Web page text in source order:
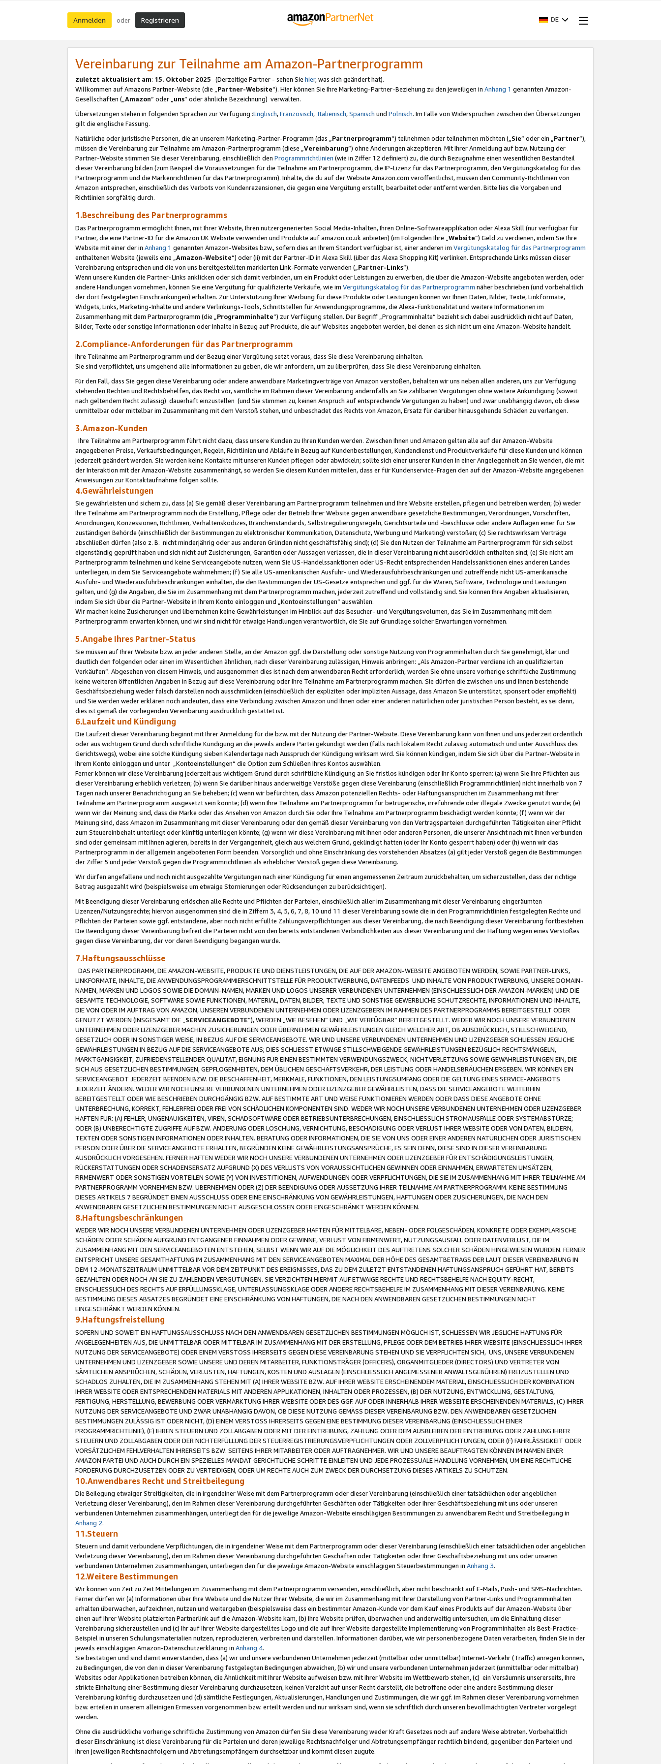
Anmelden oder Registrieren DE
Vereinbarung zur Teilnahme am Amazon-Partnerprogramm
zuletzt aktualisiert am: 15. Oktober 2025 (Derzeitige Partner - sehen Sie hier, was sich geändert hat).
Willkommen auf Amazons Partner-Website (die „Partner-Website“). Hier können Sie Ihre Marketing-Partner-Beziehung zu den jeweiligen in Anhang 1 genannten Amazon-
Gesellschaften („Amazon“ oder „uns“ oder ähnliche Bezeichnung) verwalten.
Übersetzungen stehen in folgenden Sprachen zur Verfügung :Englisch,Französisch, Italienisch,Spanisch und Polnisch. Im Falle von Widersprüchen zwischen den Übersetzungen
gilt die englische Fassung.
Natürliche oder juristische Personen, die an unserem Marketing-Partner-Programm (das „Partnerprogramm“) teilnehmen oder teilnehmen möchten („Sie“ oder ein „Partner“),
müssen die Vereinbarung zur Teilnahme am Amazon-Partnerprogramm (diese „Vereinbarung“) ohne Änderungen akzeptieren. Mit Ihrer Anmeldung auf bzw. Nutzung der
Partner-Website stimmen Sie dieser Vereinbarung, einschließlich den Programmrichtlinien (wie in Ziffer 12 definiert) zu, die durch Bezugnahme einen wesentlichen Bestandteil
dieser Vereinbarung bilden (zum Beispiel die Voraussetzungen für die Teilnahme am Partnerprogramm, die IP-Lizenz für das Partnerprogramm, den Vergütungskatalog für das
Partnerprogramm und die Markenrichtlinien für das Partnerprogramm). Inhalte, die du auf der Website Amazon.com veröffentlichst, müssen den Community-Richtlinien von
Amazon entsprechen, einschließlich des Verbots von Kundenrezensionen, die gegen eine Vergütung erstellt, bearbeitet oder entfernt werden. Bitte lies die Vorgaben und
Richtlinien sorgfältig durch.
1.Beschreibung des Partnerprogramms
Das Partnerprogramm ermöglicht Ihnen, mit Ihrer Website, Ihren nutzergenerierten Social Media-Inhalten, Ihren Online-Softwareapplikation oder Alexa Skill (nur verfügbar für
Partner, die eine Partner-ID für die Amazon UK Website verwenden und Produkte auf amazon.co.uk anbieten) (im Folgenden Ihre „ Website“) Geld zu verdienen, indem Sie Ihre
Website mit einer der in Anhang 1 genannten Amazon-Websites bzw., sofern dies an Ihrem Standort verfügbar ist, einer anderen im Vergütungskatalog für das Partnerprogramm
enthaltenen Website (jeweils eine „ Amazon-Website“) oder (ii) mit der Partner-ID in Alexa Skill (über das Alexa Shopping Kit) verlinken. Entsprechende Links müssen dieser
Vereinbarung entsprechen und die von uns bereitgestellten markierten Link-Formate verwenden („ Partner-Links“).
Wenn unsere Kunden die Partner-Links anklicken oder sich damit verbinden, um ein Produkt oder Leistungen zu erwerben, die über die Amazon-Website angeboten werden, oder
andere Handlungen vornehmen, können Sie eine Vergütung für qualifizierte Verkäufe, wie im Vergütungskatalog für das Partnerprogramm näher beschrieben (und vorbehaltlich
der dort festgelegten Einschränkungen) erhalten. Zur Unterstützung Ihrer Werbung für diese Produkte oder Leistungen können wir Ihnen Daten, Bilder, Texte, Linkformate,
Widgets, Links, Marketing-Inhalte und andere Verlinkungs-Tools, Schnittstellen für Anwendungsprogramme, die Alexa-Funktionalität und weitere Informationen im
Zusammenhang mit dem Partnerprogramm (die „ Programminhalte“) zur Verfügung stellen. Der Begriff „Programminhalte“ bezieht sich dabei ausdrücklich nicht auf Daten,
Bilder, Texte oder sonstige Informationen oder Inhalte in Bezug auf Produkte, die auf Websites angeboten werden, bei denen es sich nicht um eine Amazon-Website handelt.
2.Compliance-Anforderungen für das Partnerprogramm
Ihre Teilnahme am Partnerprogramm und der Bezug einer Vergütung setzt voraus, dass Sie diese Vereinbarung einhalten.
Sie sind verpflichtet, uns umgehend alle Informationen zu geben, die wir anfordern, um zu überprüfen, dass Sie diese Vereinbarung einhalten.
Für den Fall, dass Sie gegen diese Vereinbarung oder andere anwendbare Marketingverträge von Amazon verstoßen, behalten wir uns neben allen anderen, uns zur Verfügung
stehenden Rechten und Rechtsbehelfen, das Recht vor, sämtliche im Rahmen dieser Vereinbarung andernfalls an Sie zahlbaren Vergütungen ohne weitere Ankündigung (soweit
nach geltendem Recht zulässig) dauerhaft einzustellen (und Sie stimmen zu, keinen Anspruch auf entsprechende Vergütungen zu haben) und zwar unabhängig davon, ob diese
unmittelbar oder mittelbar im Zusammenhang mit dem Verstoß stehen, und unbeschadet des Rechts von Amazon, Ersatz für darüber hinausgehende Schäden zu verlangen.
3.Amazon-Kunden
Ihre Teilnahme am Partnerprogramm führt nicht dazu, dass unsere Kunden zu Ihren Kunden werden. Zwischen Ihnen und Amazon gelten alle auf der Amazon-Website
angegebenen Preise, Verkaufsbedingungen, Regeln, Richtlinien und Abläufe in Bezug auf Kundenbestellungen, Kundendienst und Produktverkäufe für diese Kunden und können
jederzeit geändert werden. Sie werden keine Kontakte mit unseren Kunden pflegen oder abwickeln; sollte sich einer unserer Kunden in einer Angelegenheit an Sie wenden, die mit
der Interaktion mit der Amazon-Website zusammenhängt, so werden Sie diesem Kunden mitteilen, dass er für Kundenservice-Fragen den auf der Amazon-Website angegebenen
Anweisungen zur Kontaktaufnahme folgen sollte.
4.Gewährleistungen
Sie gewährleisten und sichern zu, dass (a) Sie gemäß dieser Vereinbarung am Partnerprogramm teilnehmen und Ihre Website erstellen, pflegen und betreiben werden; (b) weder
Ihre Teilnahme am Partnerprogramm noch die Erstellung, Pflege oder der Betrieb Ihrer Website gegen anwendbare gesetzliche Bestimmungen, Verordnungen, Vorschriften,
Anordnungen, Konzessionen, Richtlinien, Verhaltenskodizes, Branchenstandards, Selbstregulierungsregeln, Gerichtsurteile und -beschlüsse oder andere Auflagen einer für Sie
zuständigen Behörde (einschließlich der Bestimmungen zu elektronischer Kommunikation, Datenschutz, Werbung und Marketing) verstoßen; (c) Sie rechtswirksam Verträge
abschließen dürfen (also z. B. nicht minderjährig oder aus anderen Gründen nicht geschäftsfähig sind); (d) Sie den Nutzen der Teilnahme am Partnerprogramm für sich selbst
eigenständig geprüft haben und sich nicht auf Zusicherungen, Garantien oder Aussagen verlassen, die in dieser Vereinbarung nicht ausdrücklich enthalten sind; (e) Sie nicht am
Partnerprogramm teilnehmen und keine Serviceangebote nutzen, wenn Sie US-Handelssanktionen oder US-Recht entsprechenden Handelssanktionen eines anderen Landes
unterliegen, in dem Sie Serviceangebote wahrnehmen; (f) Sie alle US-amerikanischen Ausfuhr- und Wiederausfuhrbeschränkungen und zutreffende nicht US-amerikanische
Ausfuhr- und Wiederausfuhrbeschränkungen einhalten, die den Bestimmungen der US-Gesetze entsprechen und ggf. für die Waren, Software, Technologie und Leistungen
gelten, und (g) die Angaben, die Sie im Zusammenhang mit dem Partnerprogramm machen, jederzeit zutreffend und vollständig sind. Sie können Ihre Angaben aktualisieren,
indem Sie sich über die Partner-Website in Ihrem Konto einloggen und „Kontoeinstellungen“ auswählen.
Wir machen keine Zusicherungen und übernehmen keine Gewährleistungen im Hinblick auf das Besucher- und Vergütungsvolumen, das Sie im Zusammenhang mit dem
Partnerprogramm erwarten können, und wir sind nicht für etwaige Handlungen verantwortlich, die Sie auf Grundlage solcher Erwartungen vornehmen.
5.Angabe Ihres Partner-Status
Sie müssen auf Ihrer Website bzw. an jeder anderen Stelle, an der Amazon ggf. die Darstellung oder sonstige Nutzung von Programminhalten durch Sie genehmigt, klar und
deutlich den folgenden oder einen im Wesentlichen ähnlichen, nach dieser Vereinbarung zulässigen, Hinweis anbringen: „Als Amazon-Partner verdiene ich an qualifizierten
Verkäufen“. Abgesehen von diesem Hinweis, und ausgenommen dies ist nach dem anwendbaren Recht erforderlich, werden Sie ohne unsere vorherige schriftliche Zustimmung
keine weiteren öffentlichen Angaben in Bezug auf diese Vereinbarung oder Ihre Teilnahme am Partnerprogramm machen. Sie dürfen die zwischen uns und Ihnen bestehende
Geschäftsbeziehung weder falsch darstellen noch ausschmücken (einschließlich der expliziten oder impliziten Aussage, dass Amazon Sie unterstützt, sponsert oder empfiehlt)
und Sie werden weder erklären noch andeuten, dass eine Verbindung zwischen Amazon und Ihnen oder einer anderen natürlichen oder juristischen Person besteht, es sei denn,
dies ist gemäß der vorliegenden Vereinbarung ausdrücklich gestattet ist.
6.Laufzeit und Kündigung
Die Laufzeit dieser Vereinbarung beginnt mit Ihrer Anmeldung für die bzw. mit der Nutzung der Partner-Website. Diese Vereinbarung kann von Ihnen und uns jederzeit ordentlich
oder aus wichtigem Grund durch schriftliche Kündigung an die jeweils andere Partei gekündigt werden (falls nach lokalem Recht zulässig automatisch und unter Ausschluss des
Gerichtswegs), wobei eine solche Kündigung sieben Kalendertage nach Ausspruch der Kündigung wirksam wird. Sie können kündigen, indem Sie sich über die Partner-Website in
Ihrem Konto einloggen und unter „Kontoeinstellungen“ die Option zum Schließen Ihres Kontos auswählen.
Ferner können wir diese Vereinbarung jederzeit aus wichtigem Grund durch schriftliche Kündigung an Sie fristlos kündigen oder Ihr Konto sperren: (a) wenn Sie Ihre Pflichten aus
dieser Vereinbarung erheblich verletzen; (b) wenn Sie darüber hinaus anderweitige Verstöße gegen diese Vereinbarung (einschließlich Programmrichtlinien) nicht innerhalb von 7
Tagen nach unserer Benachrichtigung an Sie beheben; (c) wenn wir befürchten, dass Amazon potenziellen Rechts- oder Haftungsansprüchen im Zusammenhang mit Ihrer
Teilnahme am Partnerprogramm ausgesetzt sein könnte; (d) wenn Ihre Teilnahme am Partnerprogramm für betrügerische, irreführende oder illegale Zwecke genutzt wurde; (e)
wenn wir der Meinung sind, dass die Marke oder das Ansehen von Amazon durch Sie oder Ihre Teilnahme am Partnerprogramm beschädigt werden könnte; (f) wenn wir der
Meinung sind, dass Amazon im Zusammenhang mit dieser Vereinbarung oder den gemäß dieser Vereinbarung von den Vertragsparteien durchgeführten Tätigkeiten einer Pflicht
zum Steuereinbehalt unterliegt oder künftig unterliegen könnte; (g) wenn wir diese Vereinbarung mit Ihnen oder anderen Personen, die unserer Ansicht nach mit Ihnen verbunden
sind oder gemeinsam mit Ihnen agieren, bereits in der Vergangenheit, gleich aus welchem Grund, gekündigt hatten (oder Ihr Konto gesperrt haben) oder (h) wenn wir das
Partnerprogramm in der allgemein angebotenen Form beenden. Vorsorglich und ohne Einschränkung des vorstehenden Absatzes (a) gilt jeder Verstoß gegen die Bestimmungen
der Ziffer 5 und jeder Verstoß gegen die Programmrichtlinien als erheblicher Verstoß gegen diese Vereinbarung.
Wir dürfen angefallene und noch nicht ausgezahlte Vergütungen nach einer Kündigung für einen angemessenen Zeitraum zurückbehalten, um sicherzustellen, dass der richtige
Betrag ausgezahlt wird (beispielsweise um etwaige Stornierungen oder Rücksendungen zu berücksichtigen).
Mit Beendigung dieser Vereinbarung erlöschen alle Rechte und Pflichten der Parteien, einschließlich aller im Zusammenhang mit dieser Vereinbarung eingeräumten
Lizenzen/Nutzungsrechte; hiervon ausgenommen sind die in Ziffern 3, 4, 5, 6, 7, 8, 10 und 11 dieser Vereinbarung sowie die in den Programmrichtlinien festgelegten Rechte und
Pflichten der Parteien sowie ggf. entstandene, aber noch nicht erfüllte Zahlungsverpflichtungen aus dieser Vereinbarung, die nach Beendigung dieser Vereinbarung fortbestehen.
Die Beendigung dieser Vereinbarung befreit die Parteien nicht von den bereits entstandenen Verbindlichkeiten aus dieser Vereinbarung und der Haftung wegen eines Verstoßes
gegen diese Vereinbarung, der vor deren Beendigung begangen wurde.
7.Haftungsausschlüsse
DAS PARTNERPROGRAMM, DIE AMAZON-WEBSITE, PRODUKTE UND DIENSTLEISTUNGEN, DIE AUF DER AMAZON-WEBSITE ANGEBOTEN WERDEN, SOWIE PARTNER-LINKS,
LINKFORMATE, INHALTE, DIE ANWENDUNGSPROGRAMMIERSCHNITTSTELLE FÜR PRODUKTWERBUNG, DATENFEEDS UND INHALTE VON PRODUKTWERBUNG, UNSERE DOMAIN-
NAMEN, MARKEN UND LOGOS SOWIE DIE DOMAIN-NAMEN, MARKEN UND LOGOS UNSERER VERBUNDENEN UNTERNEHMEN (EINSCHLIESSLICH DER AMAZON-MARKEN) UND DIE
GESAMTE TECHNOLOGIE, SOFTWARE SOWIE FUNKTIONEN, MATERIAL, DATEN, BILDER, TEXTE UND SONSTIGE GEWERBLICHE SCHUTZRECHTE, INFORMATIONEN UND INHALTE,
DIE VON ODER IM AUFTRAG VON AMAZON, UNSEREN VERBUNDENEN UNTERNEHMEN ODER LIZENZGEBERN IM RAHMEN DES PARTNERPROGRAMMS BEREITGESTELLT ODER
GENUTZT WERDEN (INSGESAMT DIE „ SERVICEANGEBOTE“), WERDEN „WIE BESEHEN“ UND „WIE VERFÜGBAR“ BEREITGESTELLT. WEDER WIR NOCH UNSERE VERBUNDENEN
UNTERNEHMEN ODER LIZENZGEBER MACHEN ZUSICHERUNGEN ODER ÜBERNEHMEN GEWÄHRLEISTUNGEN GLEICH WELCHER ART, OB AUSDRÜCKLICH, STILLSCHWEIGEND,
GESETZLICH ODER IN SONSTIGER WEISE, IN BEZUG AUF DIE SERVICEANGEBOTE. WIR UND UNSERE VERBUNDENEN UNTERNEHMEN UND LIZENZGEBER SCHLIESSEN JEGLICHE
GEWÄHRLEISTUNGEN IN BEZUG AUF DIE SERVICEANGEBOTE AUS; DIES SCHLIESST ETWAIGE STILLSCHWEIGENDE GEWÄHRLEISTUNGEN BEZÜGLICH RECHTSMÄNGELN,
MARKTGÄNGIGKEIT, ZUFRIEDENSTELLENDER QUALITÄT, EIGNUNG FÜR EINEN BESTIMMTEN VERWENDUNGSZWECK, NICHTVERLETZUNG SOWIE GEWÄHRLEISTUNGEN EIN, DIE
SICH AUS GESETZLICHEN BESTIMMUNGEN, GEPFLOGENHEITEN, DEM ÜBLICHEN GESCHÄFTSVERKEHR, DER LEISTUNG ODER HANDELSBRÄUCHEN ERGEBEN. WIR KÖNNEN EIN
SERVICEANGEBOT JEDERZEIT BEENDEN BZW. DIE BESCHAFFENHEIT, MERKMALE, FUNKTIONEN, DEN LEISTUNGSUMFANG ODER DIE GELTUNG EINES SERVICE-ANGEBOTS
JEDERZEIT ÄNDERN. WEDER WIR NOCH UNSERE VERBUNDENEN UNTERNEHMEN ODER LIZENZGEBER GEWÄHRLEISTEN, DASS DIE SERVICEANGEBOTE WEITERHIN
BEREITGESTELLT ODER WIE BESCHRIEBEN DURCHGÄNGIG BZW. AUF BESTIMMTE ART UND WEISE FUNKTIONIEREN WERDEN ODER DASS DIESE ANGEBOTE OHNE
UNTERBRECHUNG, KORREKT, FEHLERFREI ODER FREI VON SCHÄDLICHEN KOMPONENTEN SIND. WEDER WIR NOCH UNSERE VERBUNDENEN UNTERNEHMEN ODER LIZENZGEBER
HAFTEN FÜR: (A) FEHLER, UNGENAUIGKEITEN, VIREN, SCHADSOFTWARE ODER BETRIEBSUNTERBRECHUNGEN, EINSCHLIESSLICH STROMAUSFÄLLE ODER SYSTEMABSTÜRZE;
ODER (B) UNBERECHTIGTE ZUGRIFFE AUF BZW. ÄNDERUNG ODER LÖSCHUNG, VERNICHTUNG, BESCHÄDIGUNG ODER VERLUST IHRER WEBSITE ODER VON DATEN, BILDERN,
TEXTEN ODER SONSTIGEN INFORMATIONEN ODER INHALTEN. BERATUNG ODER INFORMATIONEN, DIE SIE VON UNS ODER EINER ANDEREN NATÜRLICHEN ODER JURISTISCHEN
PERSON ODER ÜBER DIE SERVICEANGEBOTE ERHALTEN, BEGRÜNDEN KEINE GEWÄHRLEISTUNGSANSPRÜCHE, ES SEIN DENN, DIESE SIND IN DIESER VEREINBARUNG
AUSDRÜCKLICH VORGESEHEN. FERNER HAFTEN WEDER WIR NOCH UNSERE VERBUNDENEN UNTERNEHMEN ODER LIZENZGEBER FÜR ENTSCHÄDIGUNGSLEISTUNGEN,
RÜCKERSTATTUNGEN ODER SCHADENSERSATZ AUFGRUND (X) DES VERLUSTS VON VORAUSSICHTLICHEN GEWINNEN ODER EINNAHMEN, ERWARTETEN UMSÄTZEN,
FIRMENWERT ODER SONSTIGEN VORTEILEN SOWIE (Y) VON INVESTITIONEN, AUFWENDUNGEN ODER VERPFLICHTUNGEN, DIE SIE IM ZUSAMMENHANG MIT IHRER TEILNAHME AM
PARTNERPROGRAMM VORNEHMEN BZW. ÜBERNEHMEN ODER (Z) DER BEENDIGUNG ODER AUSSETZUNG IHRER TEILNAHME AM PARTNERPROGRAMM. KEINE BESTIMMUNG
DIESES ARTIKELS 7 BEGRÜNDET EINEN AUSSCHLUSS ODER EINE EINSCHRÄNKUNG VON GEWÄHRLEISTUNGEN, HAFTUNGEN ODER ZUSICHERUNGEN, DIE NACH DEN
ANWENDBAREN GESETZLICHEN BESTIMMUNGEN NICHT AUSGESCHLOSSEN ODER EINGESCHRÄNKT WERDEN KÖNNEN.
8.Haftungsbeschränkungen
WEDER WIR NOCH UNSERE VERBUNDENEN UNTERNEHMEN ODER LIZENZGEBER HAFTEN FÜR MITTELBARE, NEBEN- ODER FOLGESCHÄDEN, KONKRETE ODER EXEMPLARISCHE
SCHÄDEN ODER SCHÄDEN AUFGRUND ENTGANGENER EINNAHMEN ODER GEWINNE, VERLUST VON FIRMENWERT, NUTZUNGSAUSFALL ODER DATENVERLUST, DIE IM
ZUSAMMENHANG MIT DEN SERVICEANGEBOTEN ENTSTEHEN, SELBST WENN WIR AUF DIE MÖGLICHKEIT DES AUFTRETENS SOLCHER SCHÄDEN HINGEWIESEN WURDEN. FERNER
ENTSPRICHT UNSERE GESAMTHAFTUNG IM ZUSAMMENHANG MIT DEN SERVICEANGEBOTEN MAXIMAL DER HÖHE DES GESAMTBETRAGS DER LAUT DIESER VEREINBARUNG IN
DEM 12-MONATSZEITRAUM UNMITTELBAR VOR DEM ZEITPUNKT DES EREIGNISSES, DAS ZU DEM ZULETZT ENTSTANDENEN HAFTUNGSANSPRUCH GEFÜHRT HAT, BEREITS
GEZAHLTEN ODER NOCH AN SIE ZU ZAHLENDEN VERGÜTUNGEN. SIE VERZICHTEN HIERMIT AUF ETWAIGE RECHTE UND RECHTSBEHELFE NACH EQUITY-RECHT,
EINSCHLIESSLICH DES RECHTS AUF ERFÜLLUNGSKLAGE, UNTERLASSUNGSKLAGE ODER ANDERE RECHTSBEHELFE IM ZUSAMMENHANG MIT DIESER VEREINBARUNG. KEINE
BESTIMMUNG DIESES ABSATZES BEGRÜNDET EINE EINSCHRÄNKUNG VON HAFTUNGEN, DIE NACH DEN ANWENDBAREN GESETZLICHEN BESTIMMUNGEN NICHT
EINGESCHRÄNKT WERDEN KÖNNEN.
9.Haftungsfreistellung
SOFERN UND SOWEIT EIN HAFTUNGSAUSSCHLUSS NACH DEN ANWENDBAREN GESETZLICHEN BESTIMMUNGEN MÖGLICH IST, SCHLIESSEN WIR JEGLICHE HAFTUNG FÜR
ANGELEGENHEITEN AUS, DIE UNMITTELBAR ODER MITTELBAR IM ZUSAMMENHANG MIT DER ERSTELLUNG, PFLEGE ODER DEM BETRIEB IHRER WEBSITE (EINSCHLIESSLICH IHRER
NUTZUNG DER SERVICEANGEBOTE) ODER EINEM VERSTOSS IHRERSEITS GEGEN DIESE VEREINBARUNG STEHEN UND SIE VERPFLICHTEN SICH, UNS, UNSERE VERBUNDENEN
UNTERNEHMEN UND LIZENZGEBER SOWIE UNSERE UND DEREN MITARBEITER, FUNKTIONSTRÄGER (OFFICERS), ORGANMITGLIEDER (DIRECTORS) UND VERTRETER VON
SÄMTLICHEN ANSPRÜCHEN, SCHÄDEN, VERLUSTEN, HAFTUNGEN, KOSTEN UND AUSLAGEN (EINSCHLIESSLICH ANGEMESSENER ANWALTSGEBÜHREN) FREIZUSTELLEN UND
SCHADLOS ZUHALTEN, DIE IM ZUSAMMENHANG STEHEN MIT (A) IHRER WEBSITE BZW. AUF IHRER WEBSITE ERSCHEINENDEM MATERIAL, EINSCHLIESSLICH DER KOMBINATION
IHRER WEBSITE ODER ENTSPRECHENDEN MATERIALS MIT ANDEREN APPLIKATIONEN, INHALTEN ODER PROZESSEN, (B) DER NUTZUNG, ENTWICKLUNG, GESTALTUNG,
FERTIGUNG, HERSTELLUNG, BEWERBUNG ODER VERMARKTUNG IHRER WEBSITE ODER DES GGF. AUF ODER INNERHALB IHRER WEBSEITE ERSCHEINENDEN MATERIALS, (C) IHRER
NUTZUNG DER SERVICEANGEBOTE UND ZWAR UNABHÄNGIG DAVON, OB DIESE NUTZUNG GEMÄSS DIESER VEREINBARUNG BZW. DEN ANWENDBAREN GESETZLICHEN
BESTIMMUNGEN ZULÄSSIG IST ODER NICHT, (D) EINEM VERSTOSS IHRERSEITS GEGEN EINE BESTIMMUNG DIESER VEREINBARUNG (EINSCHLIESSLICH EINER
PROGRAMMRICHTLINIE), (E) IHREN STEUERN UND ZOLLABGABEN ODER MIT DER EINTREIBUNG, ZAHLUNG ODER DEM AUSBLEIBEN DER EINTREIBUNG ODER ZAHLUNG IHRER
STEUERN UND ZOLLABGABEN ODER DER NICHTERFÜLLUNG DER STEUERREGISTRIERUNGSVERPFLICHTUNGEN ODER ZOLLVERPFLICHTUNGEN, ODER (F) FAHRLÄSSIGKEIT ODER
VORSÄTZLICHEM FEHLVERHALTEN IHRERSEITS BZW. SEITENS IHRER MITARBEITER ODER AUFTRAGNEHMER. WIR UND UNSERE BEAUFTRAGTEN KÖNNEN IM NAMEN EINER
AMAZON PARTEI UND AUCH DURCH EIN SPEZIELLES MANDAT GERICHTLICHE SCHRITTE EINLEITEN UND JEDE PROZESSUALE HANDLUNG VORNEHMEN, UM EINE RECHTLICHE
FORDERUNG DURCHZUSETZEN ODER ZU VERTEIDIGEN, ODER UM RECHTE AUCH ZUM ZWECK DER DURCHSETZUNG DIESES ARTIKELS ZU SCHÜTZEN.
10.Anwendbares Recht und Streitbeilegung
Die Beilegung etwaiger Streitigkeiten, die in irgendeiner Weise mit dem Partnerprogramm oder dieser Vereinbarung (einschließlich einer tatsächlichen oder angeblichen
Verletzung dieser Vereinbarung), den im Rahmen dieser Vereinbarung durchgeführten Geschäften oder Tätigkeiten oder Ihrer Geschäftsbeziehung mit uns oder unseren
verbundenen Unternehmen zusammenhängen, unterliegt den für die jeweilige Amazon-Website einschlägigen Bestimmungen zu anwendbarem Recht und Streitbeilegung in
Anhang 2.
11.Steuern
Steuern und damit verbundene Verpflichtungen, die in irgendeiner Weise mit dem Partnerprogramm oder dieser Vereinbarung (einschließlich einer tatsächlichen oder angeblichen
Verletzung dieser Vereinbarung), den im Rahmen dieser Vereinbarung durchgeführten Geschäften oder Tätigkeiten oder Ihrer Geschäftsbeziehung mit uns oder unseren
verbundenen Unternehmen zusammenhängen, unterliegen den für die jeweilige Amazon-Website einschlägigen Steuerbestimmungen in Anhang 3.
12.Weitere Bestimmungen
Wir können von Zeit zu Zeit Mitteilungen im Zusammenhang mit dem Partnerprogramm versenden, einschließlich, aber nicht beschränkt auf E-Mails, Push- und SMS-Nachrichten.
Ferner dürfen wir (a) Informationen über Ihre Website und die Nutzer Ihrer Website, die wir im Zusammenhang mit Ihrer Darstellung von Partner-Links und Programminhalten
erhalten überwachen, aufzeichnen, nutzen und weitergeben (beispielsweise dass ein bestimmter Amazon-Kunde vor dem Kauf eines Produkts auf der Amazon-Website über
einen auf Ihrer Website platzierten Partnerlink auf die Amazon-Website kam, (b) Ihre Website prüfen, überwachen und anderweitig untersuchen, um die Einhaltung dieser
Vereinbarung sicherzustellen und (c) Ihr auf Ihrer Website dargestelltes Logo und die auf Ihrer Website dargestellte Implementierung von Programminhalten als Best-Practice-
Beispiel in unseren Schulungsmaterialien nutzen, reproduzieren, verbreiten und darstellen. Informationen darüber, wie wir personenbezogene Daten verarbeiten, finden Sie in der
jeweils einschlägigen Amazon-Datenschutzerklärung in Anhang 4.
Sie bestätigen und sind damit einverstanden, dass (a) wir und unsere verbundenen Unternehmen jederzeit (mittelbar oder unmittelbar) Internet-Verkehr (Traffic) anregen können,
zu Bedingungen, die von den in dieser Vereinbarung festgelegten Bedingungen abweichen, (b) wir und unsere verbundenen Unternehmen jederzeit (unmittelbar oder mittelbar)
Websites oder Applikationen betreiben können, die Ähnlichkeit mit Ihrer Website aufweisen bzw. mit Ihrer Website im Wettbewerb stehen, (c) ein Versäumnis unsererseits, Ihre
strikte Einhaltung einer Bestimmung dieser Vereinbarung durchzusetzen, keinen Verzicht auf unser Recht darstellt, die betroffene oder eine andere Bestimmung dieser
Vereinbarung künftig durchzusetzen und (d) sämtliche Festlegungen, Aktualisierungen, Handlungen und Zustimmungen, die wir ggf. im Rahmen dieser Vereinbarung vornehmen
bzw. erteilen in unserem alleinigen Ermessen vorgenommen bzw. erteilt werden und nur wirksam sind, wenn sie schriftlich durch unseren bevollmächtigten Vertreter vorgelegt
werden.
Ohne die ausdrückliche vorherige schriftliche Zustimmung von Amazon dürfen Sie diese Vereinbarung weder Kraft Gesetzes noch auf andere Weise abtreten. Vorbehaltlich
dieser Einschränkung ist diese Vereinbarung für die Parteien und deren jeweilige Rechtsnachfolger und Abtretungsempfänger rechtlich bindend, gegenüber den Parteien und
ihren jeweiligen Rechtsnachfolgern und Abtretungsempfängern durchsetzbar und kommt diesen zugute.